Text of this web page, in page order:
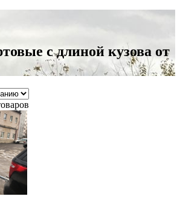
с длиной кузова от